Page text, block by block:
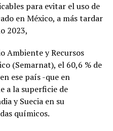
para evitar el uso de
en México, a más tardar
2023,
Ambiente y Recursos
(Semarnat), el 60,6 % de
ese país -que en
a la superficie de
y Suecia en su
químicos.